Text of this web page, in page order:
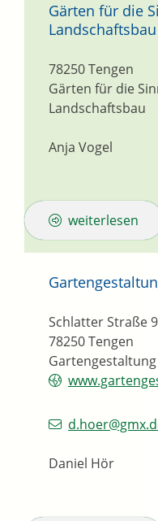
Gärten für die
Landschaftsbau
Gärten für die
Landschaftsbau
78250Tengen
Anja Vogel
weiterlesen
Schlatter Straße 9
78250Tengen
Daniel Hör